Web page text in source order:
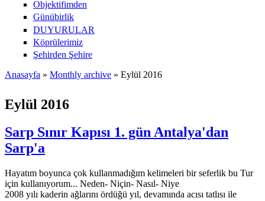
Objektifimden
Günübirlik
DUYURULAR
Köprülerimiz
Şehirden Şehire
Anasayfa » Monthly archive » Eylül 2016
Eylül 2016
Sarp Sınır Kapısı 1. gün Antalya'dan
Sarp'a
Hayatım boyunca çok kullanmadığım kelimeleri bir seferlik bu Tur
için kullanıyorum... Neden- Niçin- Nasıl- Niye
2008 yılı kaderin ağlarını ördüğü yıl, devamında acısı tatlısı ile